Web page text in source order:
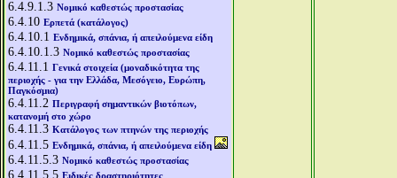
6.4.9.1.3 Νομικό καθεστώς προστασίας
6.4.10 Ερπετά (κατάλογος)
6.4.10.1 Ενδημικά, σπάνια, ή απειλούμενα είδη
6.4.10.1.3 Νομικό καθεστώς προστασίας
6.4.11.1 Γενικά στοιχεία (μοναδικότητα της
περιοχής - για την Ελλάδα, Μεσόγειο, Ευρώπη,
Παγκόσμια)
6.4.11.2 Περιγραφή σημαντικών βιοτόπων,
κατανομή στο χώρο
6.4.11.3 Κατάλογος των πτηνών της περιοχής
6.4.11.5 Ενδημικά, σπάνια, ή απειλούμενα είδη
6.4.11.5.3 Νομικό καθεστώς προστασίας
6.4.11.5.5 Ειδικές δραστηριότητες